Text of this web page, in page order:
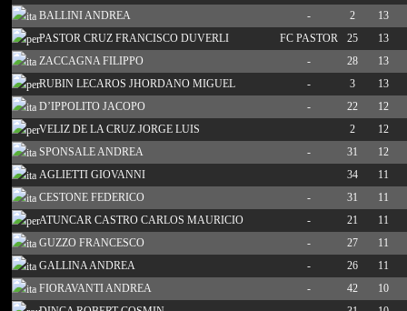
BALLINI ANDREA
- 2
13
PASTOR CRUZ FRANCISCO DUVERLI
FC PASTOR 25
13
ZACCAGNA FILIPPO
- 28
13
RUBIN LECAROS JHORDANO MIGUEL
- 3
13
D’IPPOLITO JACOPO
- 22
12
VELIZ DE LA CRUZ JORGE LUIS
2
12
SPONSALE ANDREA
- 31
12
AGLIETTI GIOVANNI
34
11
CESTONE FEDERICO
- 31
11
ATUNCAR CASTRO CARLOS MAURICIO
- 21
11
GUZZO FRANCESCO
- 27
11
GALLINA ANDREA
- 26
11
FIORAVANTI ANDREA
- 42
10